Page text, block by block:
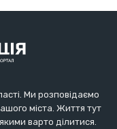
Ми розповідаємо
міста. Життя тут
варто ділитися.